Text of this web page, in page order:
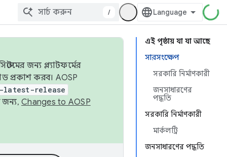
/
এই পৃষ্ঠায় যা যা আছে
সারসংক্ষেপ
সরকারি নির্মাণকারী
জনসাধারণের
পদ্ধতি
সরকারি নির্মাণকারী
মার্কলট্রি
জনসাধারণের পদ্ধতি
জন্য প্ল্যাটফর্মের
প্রকাশ করব। AOSP
latest-release
জন্য, Changes to AOSP